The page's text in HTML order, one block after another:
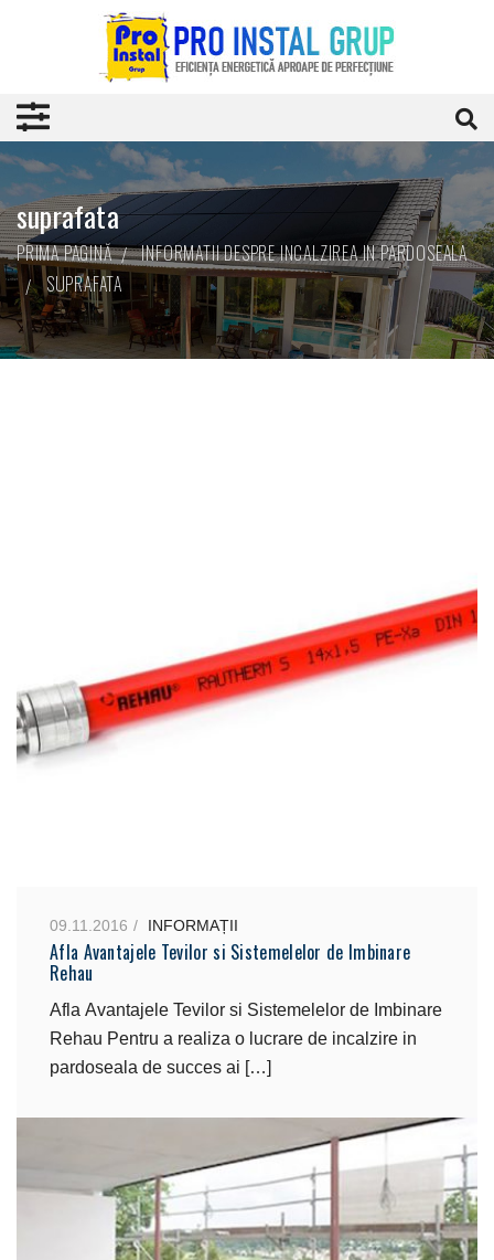
suprafata
PRIMA PAGINĂ
INFORMATII DESPRE INCALZIREA IN PARDOSEALA
SUPRAFATA
09.11.2016 INFORMAȚII
Afla Avantajele Tevilor si Sistemelelor de Imbinare
Rehau
Afla Avantajele Tevilor si Sistemelelor de Imbinare
Rehau Pentru a realiza o lucrare de incalzire in
pardoseala de succes ai […]